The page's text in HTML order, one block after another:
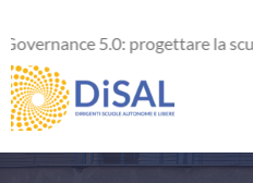
al
contenuto
5.0: progettare la scuola